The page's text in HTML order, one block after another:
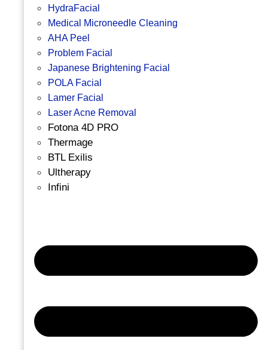
HydraFacial
Medical Microneedle Cleaning
AHA Peel
Problem Facial
Japanese Brightening Facial
POLA Facial
Lamer Facial
Laser Acne Removal
Fotona 4D PRO
Thermage
BTL Exilis
Ultherapy
Infini